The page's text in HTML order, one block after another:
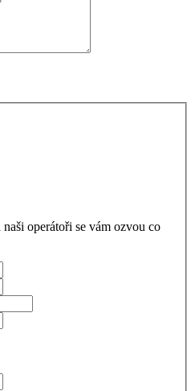
operátoři se vám ozvou co